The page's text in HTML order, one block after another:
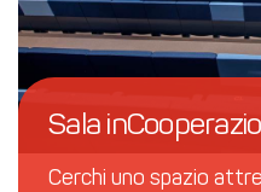
Sala
Cerchi uno spazio